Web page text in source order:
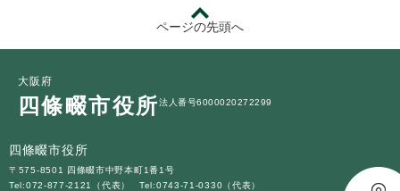
ページの先頭へ
大阪府
四條畷市役所法人番号6000020272299
四條畷市役所
〒575-8501 四條畷市中野本町1番1号
Tel:072-877-2121（代表）
Tel:0743-71-0330（代表）